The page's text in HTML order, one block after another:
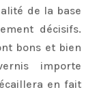
de la base
décisifs.
bons et bien
importe
en fait